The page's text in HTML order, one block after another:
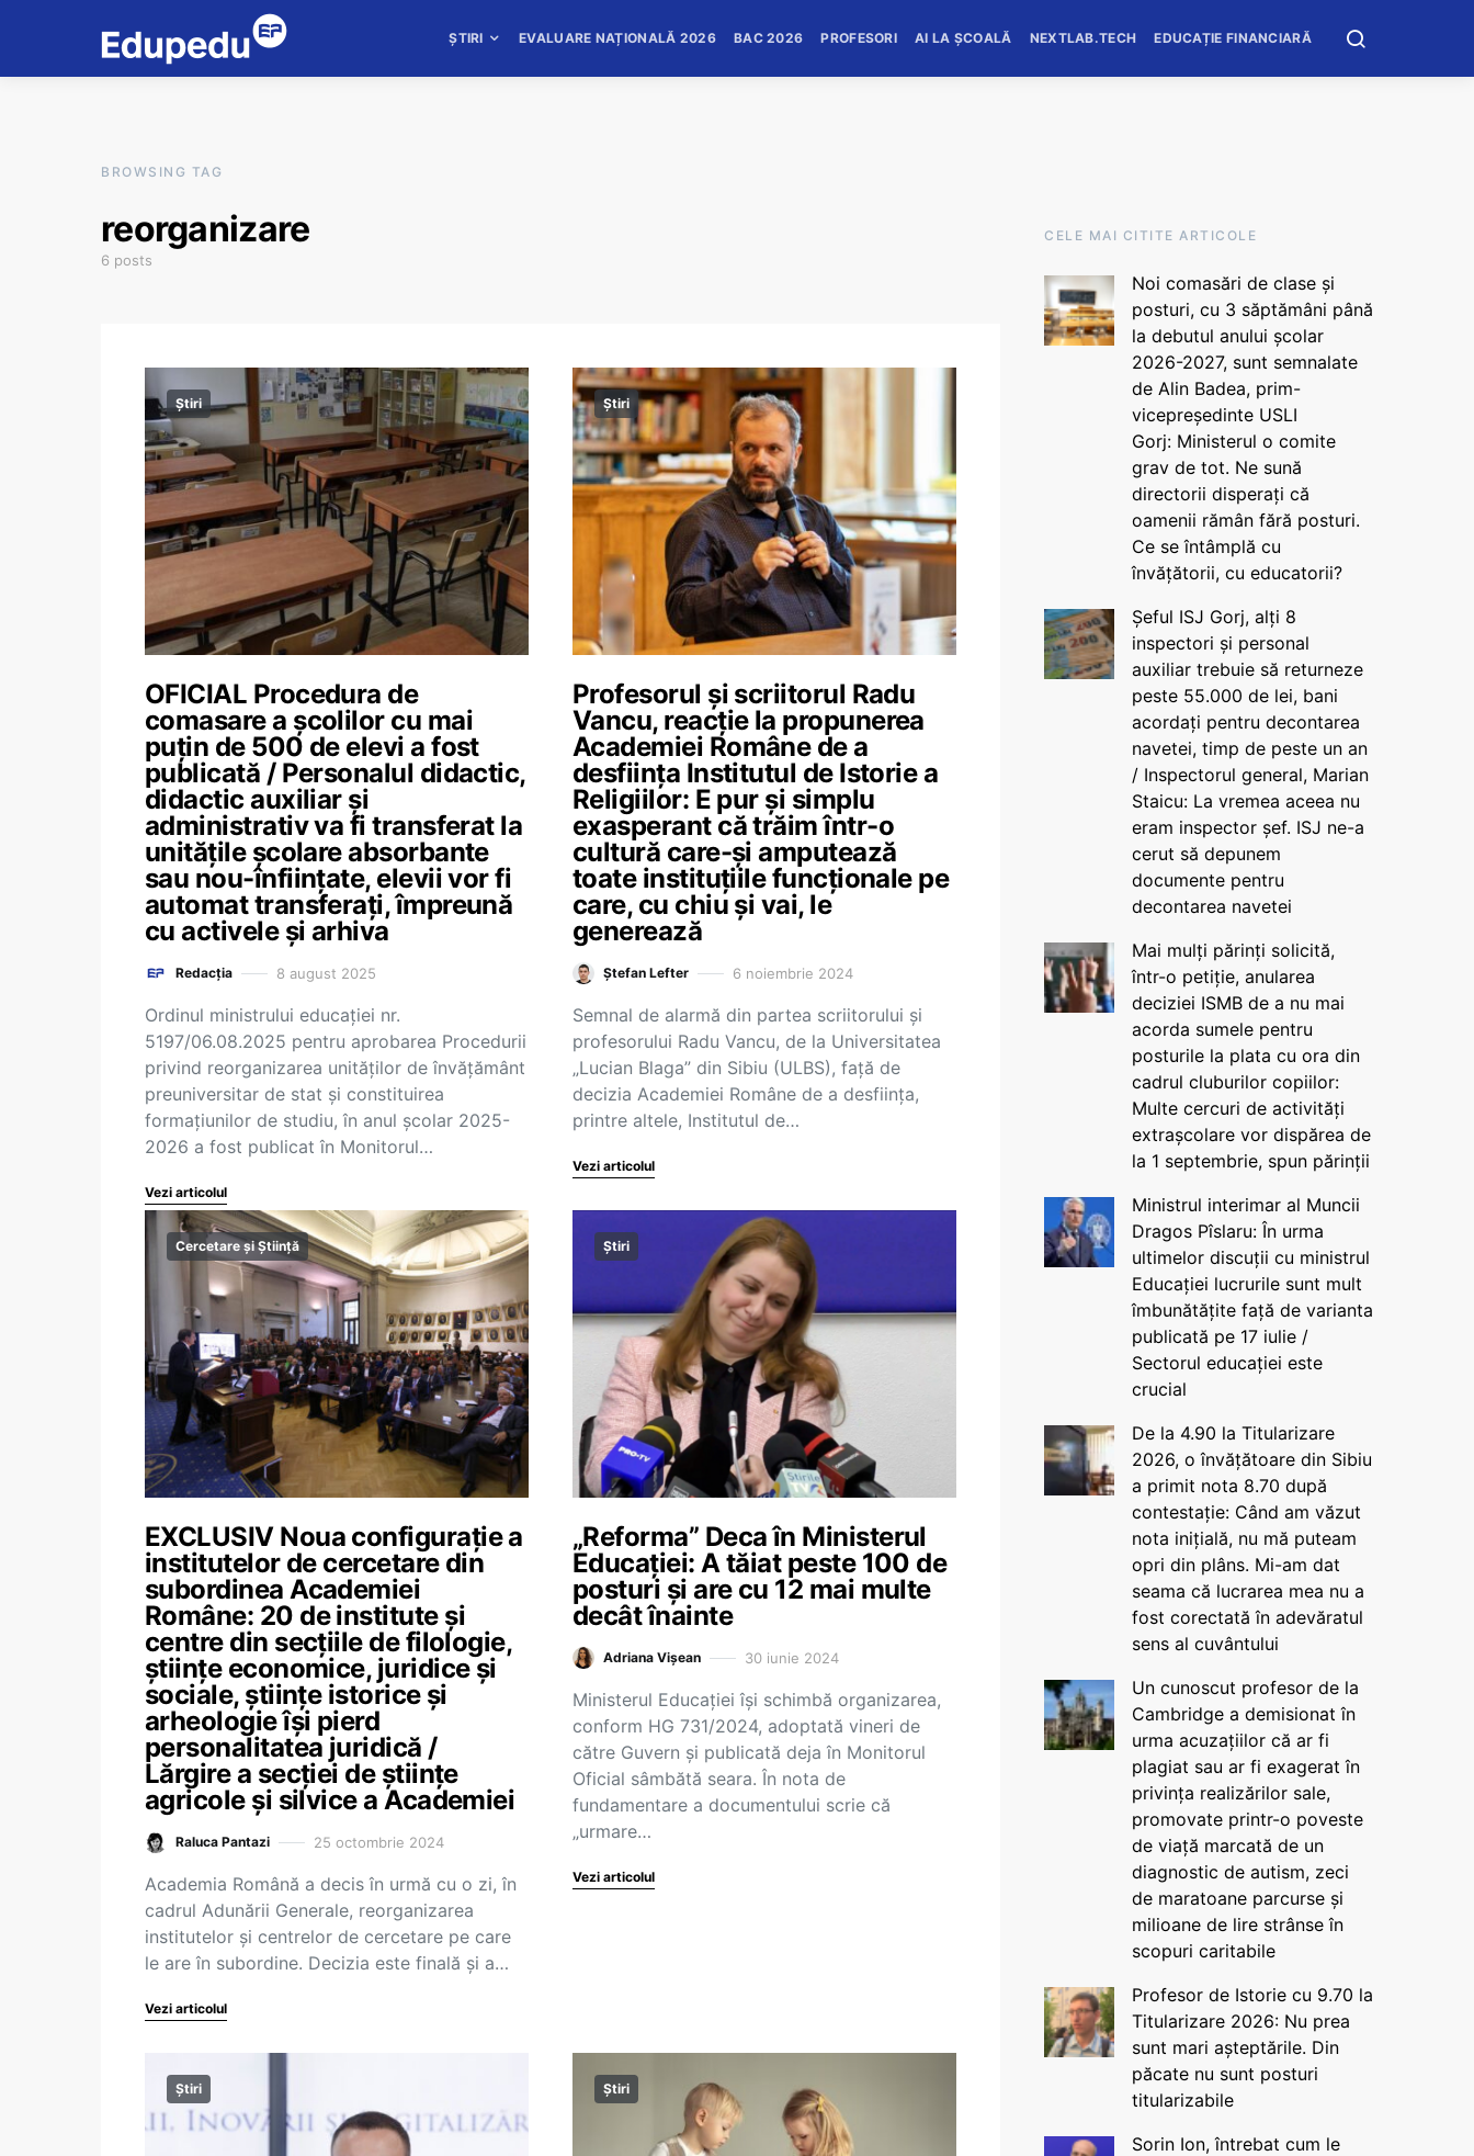
ȘTIRI EVALUARE NAȚIONALĂ 2026 BAC 2026 PROFESORI AI LA ȘCOALĂ NEXTLAB.TECH EDUCAȚIE FINANCIARĂ
BROWSING TAG
reorganizare
6 posts
Știri
OFICIAL Procedura de
comasare a școlilor cu mai
puțin de 500 de elevi a fost
publicată / Personalul didactic,
didactic auxiliar și
administrativ va fi transferat la
unitățile școlare absorbante
sau nou-înființate, elevii vor fi
automat transferați, împreună
cu activele și arhiva
Redacția 8 august 2025
Ordinul ministrului educației nr.
5197/06.08.2025 pentru aprobarea Procedurii
privind reorganizarea unităților de învățământ
preuniversitar de stat și constituirea
formațiunilor de studiu, în anul școlar 2025-
2026 a fost publicat în Monitorul…
Vezi articolul
Știri
Profesorul și scriitorul Radu
Vancu, reacție la propunerea
Academiei Române de a
desființa Institutul de Istorie a
Religiilor: E pur și simplu
exasperant că trăim într-o
cultură care-și amputează
toate instituțiile funcționale pe
care, cu chiu și vai, le
generează
Ștefan Lefter 6 noiembrie 2024
Semnal de alarmă din partea scriitorului și
profesorului Radu Vancu, de la Universitatea
„Lucian Blaga” din Sibiu (ULBS), față de
decizia Academiei Române de a desființa,
printre altele, Institutul de…
Vezi articolul
Cercetare și Știință
EXCLUSIV Noua configurație a
institutelor de cercetare din
subordinea Academiei
Române: 20 de institute și
centre din secțiile de filologie,
științe economice, juridice și
sociale, științe istorice și
arheologie își pierd
personalitatea juridică /
Lărgire a secției de științe
agricole și silvice a Academiei
Raluca Pantazi 25 octombrie 2024
Academia Română a decis în urmă cu o zi, în
cadrul Adunării Generale, reorganizarea
institutelor și centrelor de cercetare pe care
le are în subordine. Decizia este finală și a…
Vezi articolul
Știri
„Reforma” Deca în Ministerul
Educației: A tăiat peste 100 de
posturi și are cu 12 mai multe
decât înainte
Adriana Vișean 30 iunie 2024
Ministerul Educației își schimbă organizarea,
conform HG 731/2024, adoptată vineri de
către Guvern și publicată deja în Monitorul
Oficial sâmbătă seara. În nota de
fundamentare a documentului scrie că
„urmare…
Vezi articolul
Știri Știri
CELE MAI CITITE ARTICOLE
Noi comasări de clase și
posturi, cu 3 săptămâni până
la debutul anului școlar
2026-2027, sunt semnalate
de Alin Badea, prim-
vicepreședinte USLI
Gorj: Ministerul o comite
grav de tot. Ne sună
directorii disperați că
oamenii rămân fără posturi.
Ce se întâmplă cu
învățătorii, cu educatorii?
Șeful ISJ Gorj, alți 8
inspectori și personal
auxiliar trebuie să returneze
peste 55.000 de lei, bani
acordați pentru decontarea
navetei, timp de peste un an
/ Inspectorul general, Marian
Staicu: La vremea aceea nu
eram inspector șef. ISJ ne-a
cerut să depunem
documente pentru
decontarea navetei
Mai mulți părinți solicită,
într-o petiție, anularea
deciziei ISMB de a nu mai
acorda sumele pentru
posturile la plata cu ora din
cadrul cluburilor copiilor:
Multe cercuri de activități
extrașcolare vor dispărea de
la 1 septembrie, spun părinții
Ministrul interimar al Muncii
Dragos Pîslaru: În urma
ultimelor discuții cu ministrul
Educației lucrurile sunt mult
îmbunătățite față de varianta
publicată pe 17 iulie /
Sectorul educației este
crucial
De la 4.90 la Titularizare
2026, o învățătoare din Sibiu
a primit nota 8.70 după
contestație: Când am văzut
nota inițială, nu mă puteam
opri din plâns. Mi-am dat
seama că lucrarea mea nu a
fost corectată în adevăratul
sens al cuvântului
Un cunoscut profesor de la
Cambridge a demisionat în
urma acuzațiilor că ar fi
plagiat sau ar fi exagerat în
privința realizărilor sale,
promovate printr-o poveste
de viață marcată de un
diagnostic de autism, zeci
de maratoane parcurse și
milioane de lire strânse în
scopuri caritabile
Profesor de Istorie cu 9.70 la
Titularizare 2026: Nu prea
sunt mari așteptările. Din
păcate nu sunt posturi
titularizabile
Sorin Ion, întrebat cum le